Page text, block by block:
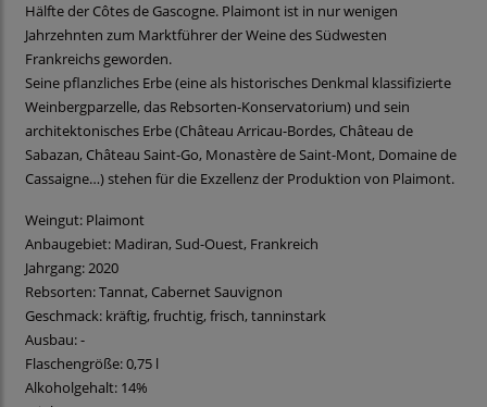
Hälfte der Côtes de Gascogne. Plaimont ist in nur wenigen
Jahrzehnten zum Marktführer der Weine des Südwesten
Frankreichs geworden.
Seine pflanzliches Erbe (eine als historisches Denkmal klassifizierte
Weinbergparzelle, das Rebsorten-Konservatorium) und sein
architektonisches Erbe (Château Arricau-Bordes, Château de
Sabazan, Château Saint-Go, Monastère de Saint-Mont, Domaine de
Cassaigne…) stehen für die Exzellenz der Produktion von Plaimont.
Weingut: Plaimont
Anbaugebiet: Madiran, Sud-Ouest, Frankreich
Jahrgang: 2020
Rebsorten: Tannat, Cabernet Sauvignon
Geschmack: kräftig, fruchtig, frisch, tanninstark
Ausbau: -
Flaschengröße: 0,75 l
Alkoholgehalt: 14%